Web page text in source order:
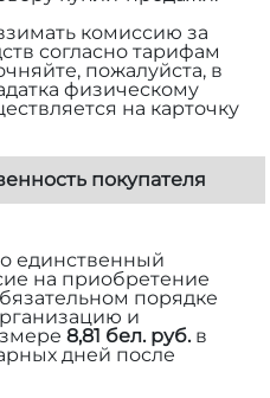
комиссию за
согласно тарифам
пожалуйста, в
физическому
на карточку
покупателя
единственный
на приобретение
порядке
и
8,81 бел. руб.в
дней после